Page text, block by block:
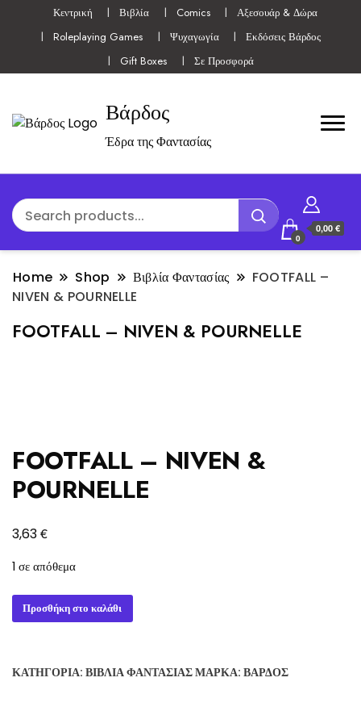
Κεντρική Βιβλία Comics
Αξεσουάρ & Δώρα
Roleplaying Games
Ψυχαγωγία
Εκδόσεις Βάρδος
Gift Boxes
Σε Προσφορά
Βάρδος
Έδρα της Φαντασίας
0
0,00 €
Home Shop Βιβλία Φαντασίας
FOOTFALL –
NIVEN & POURNELLE
FOOTFALL – NIVEN & POURNELLE
FOOTFALL – NIVEN &
POURNELLE
3,63€
1 σε απόθεμα
FOOTFALL
-
POURNELLE
Προσθήκη στο καλάθι
ΚΑΤΗΓΟΡΊΑ: ΒΙΒΛΊΑ ΦΑΝΤΑΣΊΑΣΜΆΡΚΑ: ΒΆΡΔΟΣ